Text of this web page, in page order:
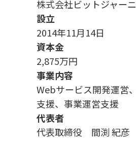
株式会社ビットジャー
設立
2014年11月14日
資本金
2,875万円
事業内容
Webサービス開発運営
支援、事業運営支援
代表者
代表取締役 間渕 紀彦